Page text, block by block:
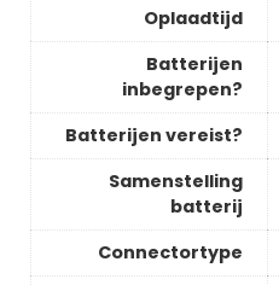
Oplaadtijd
Batterijen
inbegrepen?
Batterijen vereist?
Samenstelling
batterij
Connectortype